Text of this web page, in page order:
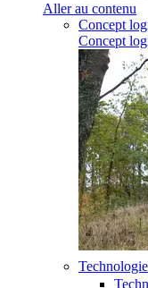
Aller au contenu
Concept
Concept
Technologie